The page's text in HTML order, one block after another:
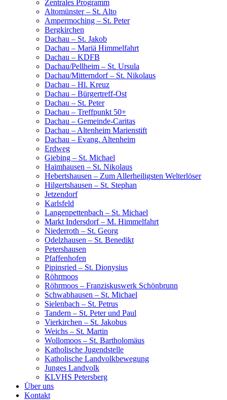
Zentrales Programm
Altomünster – St. Alto
Ampermoching – St. Peter
Bergkirchen
Dachau – St. Jakob
Dachau – Mariä Himmelfahrt
Dachau – KDFB
Dachau/Pellheim – St. Ursula
Dachau/Mitterndorf – St. Nikolaus
Dachau – Hl. Kreuz
Dachau – Bürgertreff-Ost
Dachau – St. Peter
Dachau – Treffpunkt 50+
Dachau – Gemeinde-Caritas
Dachau – Altenheim Marienstift
Dachau – Evang. Altenheim
Erdweg
Giebing – St. Michael
Haimhausen – St. Nikolaus
Hebertshausen – Zum Allerheiligsten Welterlöser
Hilgertshausen – St. Stephan
Jetzendorf
Karlsfeld
Langenpettenbach – St. Michael
Markt Indersdorf – M. Himmelfahrt
Niederroth – St. Georg
Odelzhausen – St. Benedikt
Petershausen
Pfaffenhofen
Pipinsried – St. Dionysius
Röhrmoos
Röhrmoos – Franziskuswerk Schönbrunn
Schwabhausen – St. Michael
Sielenbach – St. Petrus
Tandern – St. Peter und Paul
Vierkirchen – St. Jakobus
Weichs – St. Martin
Wollomoos – St. Bartholomäus
Katholische Jugendstelle
Katholische Landvolkbewegung
Junges Landvolk
KLVHS Petersberg
Über uns
Kontakt